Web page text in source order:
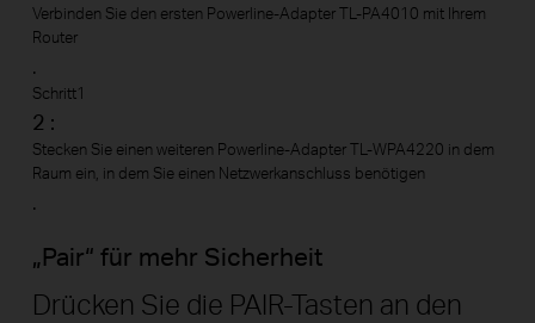
Verbinden Sie den ersten Powerline-Adapter TL-PA4010 mit Ihrem
Router
.
Schritt1
2 :
Stecken Sie einen weiteren Powerline-Adapter TL-WPA4220 in dem
Raum ein, in dem Sie einen Netzwerkanschluss benötigen
.
„Pair“ für mehr Sicherheit
Drücken Sie die PAIR-Tasten an den